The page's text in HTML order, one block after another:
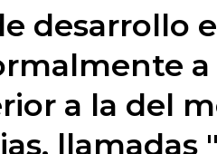
desarrollo
a
a la del
llamadas